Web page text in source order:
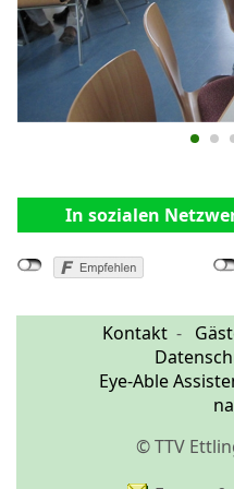
In sozialen
Kontakt
Eye-Able
© TTV